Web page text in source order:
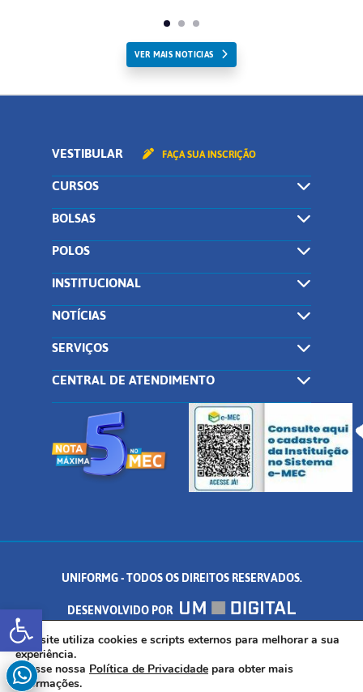
Abrir a barra de ferramentas
VER MAIS NOTICIAS
VESTIBULAR FAÇA SUA INSCRIÇÃO
CURSOS
BOLSAS
POLOS
INSTITUCIONAL
NOTÍCIAS
SERVIÇOS
CENTRAL DE ATENDIMENTO
UNIFORMG - TODOS OS DIREITOS RESERVADOS.
DESENVOLVIDO POR
AV. DR. ARNALDO DE SENNA, 328 - PALMEIRAS, FORMIGA/MG - CEP:
35.574.530
Este site utiliza cookies e scripts externos para melhorar a sua
experiência.
Acesse nossa Política de Privacidade para obter mais
informações.